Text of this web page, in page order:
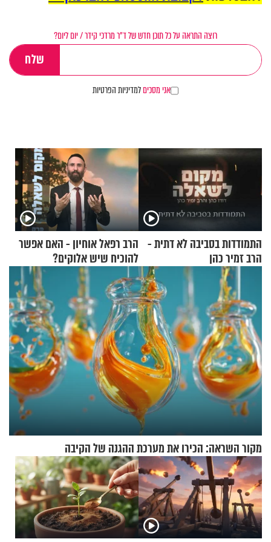
רוצה התראה על כל תוכן חדש של ד"ר מרדכי קידר / יום ליום?
אני מסכיםלמדיניות הפרטיות
התמודדות בסביבה לא דתית -
הרב זמיר כהן
הרב רפאל אוחיון - האם אפשר
להוכיח שיש אלוקים?
מקור השראה: הכירו את מערכת ההגנה של הקיבה